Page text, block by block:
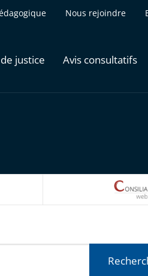
Nous rejoindre
justice Avis consultatifs